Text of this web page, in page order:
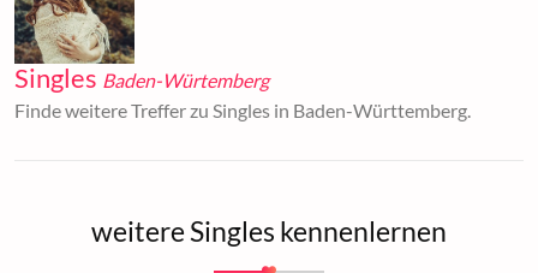
Singles Baden-Würtemberg
Finde weitere Treffer zu Singles in Baden-Württemberg.
weitere Singles kennenlernen